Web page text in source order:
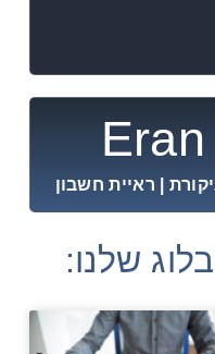
| ראיית חשבון
שלנו: